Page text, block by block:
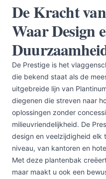
De Kracht
Waar Design
De Prestige is het
die bekend staat als de
uitgebreide lijn van
diegenen die streven naar
oplossingen zonder
milieuvriendelijkheid. De
design en veelzijdigheid elk
niveau, van kantoren en
Met deze plantenbak
maar maakt u ook een